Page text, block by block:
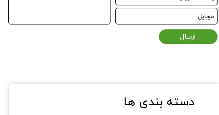
ارسال
دسته بندی ها